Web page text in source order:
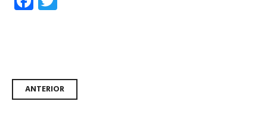
Navegador de artículos
ANTERIOR